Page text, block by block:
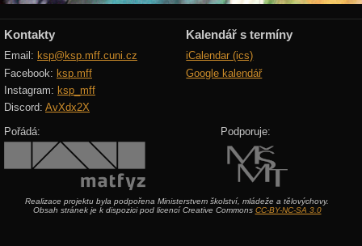
Kontakty
Email: ksp@ksp.mff.cuni.cz
Facebook: ksp.mff
Instagram: ksp_mff
Discord: AvXdx2X
Kalendář s termíny
iCalendar (ics)
Google kalendář
Pořádá: Podporuje:
Realizace projektu byla podpořena Ministerstvem školství, mládeže a tělovýchovy.
Obsah stránek je k dispozici pod licencí Creative Commons CC-BY-NC-SA 3.0